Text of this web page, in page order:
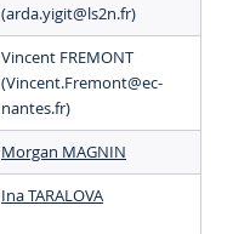
(arda.yigit@ls2n.fr)
Vincent FREMONT
(Vincent.Fremont@ec-
nantes.fr)
Morgan MAGNIN
Ina TARALOVA